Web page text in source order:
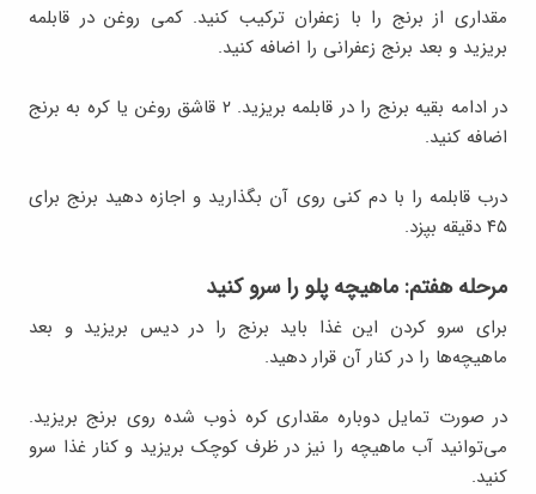
مقداری از برنج را با زعفران ترکیب کنید. کمی روغن در قابلمه
بریزید و بعد برنج زعفرانی را اضافه کنید.
در ادامه بقیه برنج را در قابلمه بریزید. ۲ قاشق روغن یا کره به برنج
اضافه کنید.
درب قابلمه را با دم کنی روی آن بگذارید و اجازه دهید برنج برای
۴۵ دقیقه بپزد.
مرحله هفتم: ماهیچه پلو را سرو کنید
برای سرو کردن این غذا باید برنج را در دیس بریزید و بعد
ماهیچه‌ها را در کنار آن قرار دهید.
در صورت تمایل دوباره مقداری کره ذوب شده روی برنج بریزید.
می‌توانید آب ماهیچه را نیز در ظرف کوچک بریزید و کنار غذا سرو
کنید.